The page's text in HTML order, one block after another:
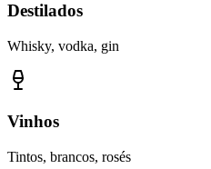
Destilados
Whisky, vodka, gin
Vinhos
Tintos, brancos, rosés